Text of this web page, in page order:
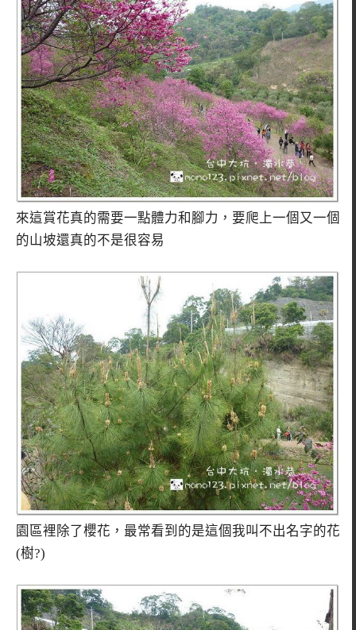
來這賞花真的需要一點體力和腳力，要爬上一個又一個
的山坡還真的不是很容易
園區裡除了櫻花，最常看到的是這個我叫不出名字的花
(樹?)